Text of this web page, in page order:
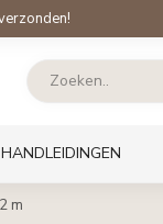
HANDLEIDINGEN
m